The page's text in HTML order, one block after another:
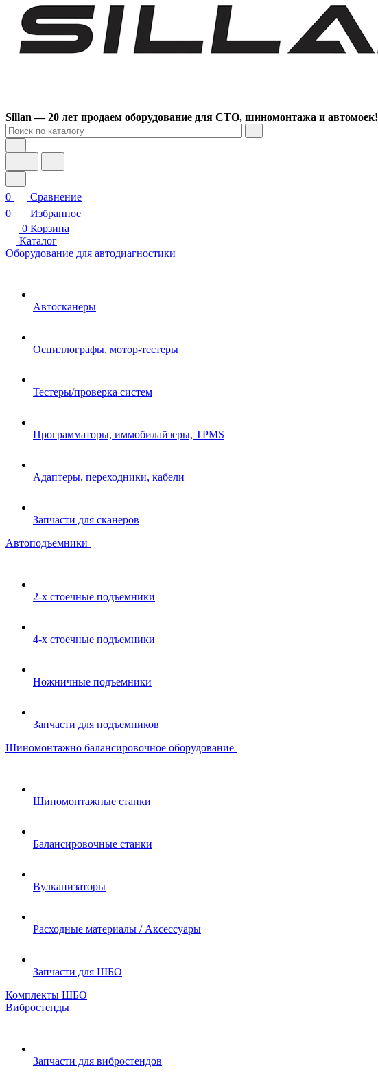
Sillan — 20 лет продаем оборудование для СТО, шиномонтажа и автомоек!
0
Сравнение
0
Избранное
0 Корзина
Каталог
Оборудование для автодиагностики
Автосканеры
Осциллографы, мотор-тестеры
Тестеры/проверка систем
Программаторы, иммобилайзеры, TPMS
Адаптеры, переходники, кабели
Запчасти для сканеров
Автоподъемники
2-х стоечные подъемники
4-х стоечные подъемники
Ножничные подъемники
Запчасти для подъемников
Шиномонтажно балансировочное оборудование
Шиномонтажные станки
Балансировочные станки
Вулканизаторы
Расходные материалы / Аксессуары
Запчасти для ШБО
Комплекты ШБО
Вибростенды
Запчасти для вибростендов